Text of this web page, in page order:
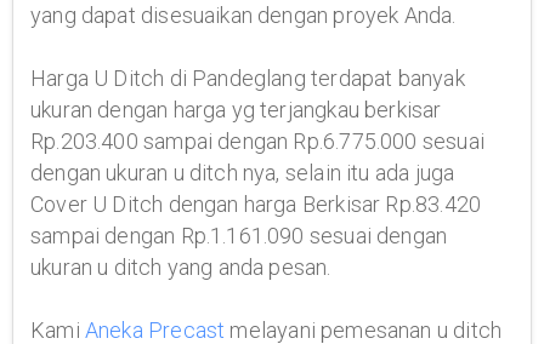
yang dapat disesuaikan dengan proyek Anda.
Harga U Ditch di Pandeglang terdapat banyak
ukuran dengan harga yg terjangkau berkisar
Rp.203.400 sampai dengan Rp.6.775.000 sesuai
dengan ukuran u ditch nya, selain itu ada juga
Cover U Ditch dengan harga Berkisar Rp.83.420
sampai dengan Rp.1.161.090 sesuai dengan
ukuran u ditch yang anda pesan.
Kami Aneka Precast melayani pemesanan u ditch